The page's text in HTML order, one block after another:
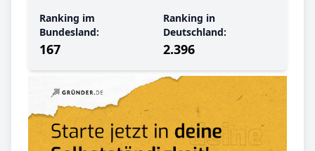
Ranking im
Bundesland:
167
Ranking in
Deutschland:
2.396